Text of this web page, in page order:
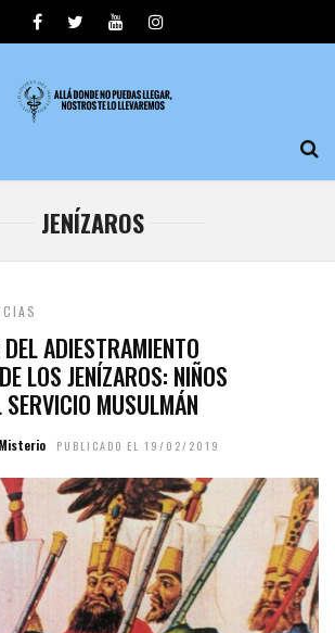
JENÍZAROS
ADIESTRAMIENTO
LOS JENÍZAROS: NIÑOS
MUSULMÁN
PUBLICADO EL 19/02/2019